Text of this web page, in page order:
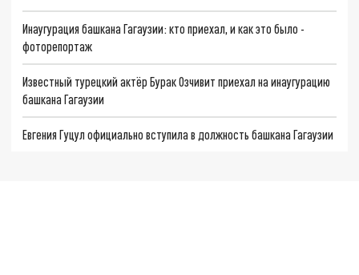
Инаугурация башкана Гагаузии: кто приехал, и как это было -
фоторепортаж
Известный турецкий актёр Бурак Озчивит приехал на инаугурацию
башкана Гагаузии
Евгения Гуцул официально вступила в должность башкана Гагаузии